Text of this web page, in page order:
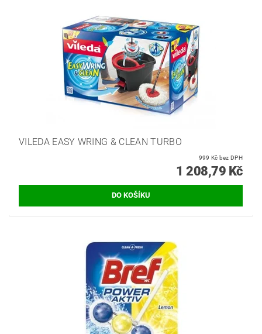
VILEDA EASY WRING & CLEAN TURBO
999 Kč bez DPH
1 208,79 Kč